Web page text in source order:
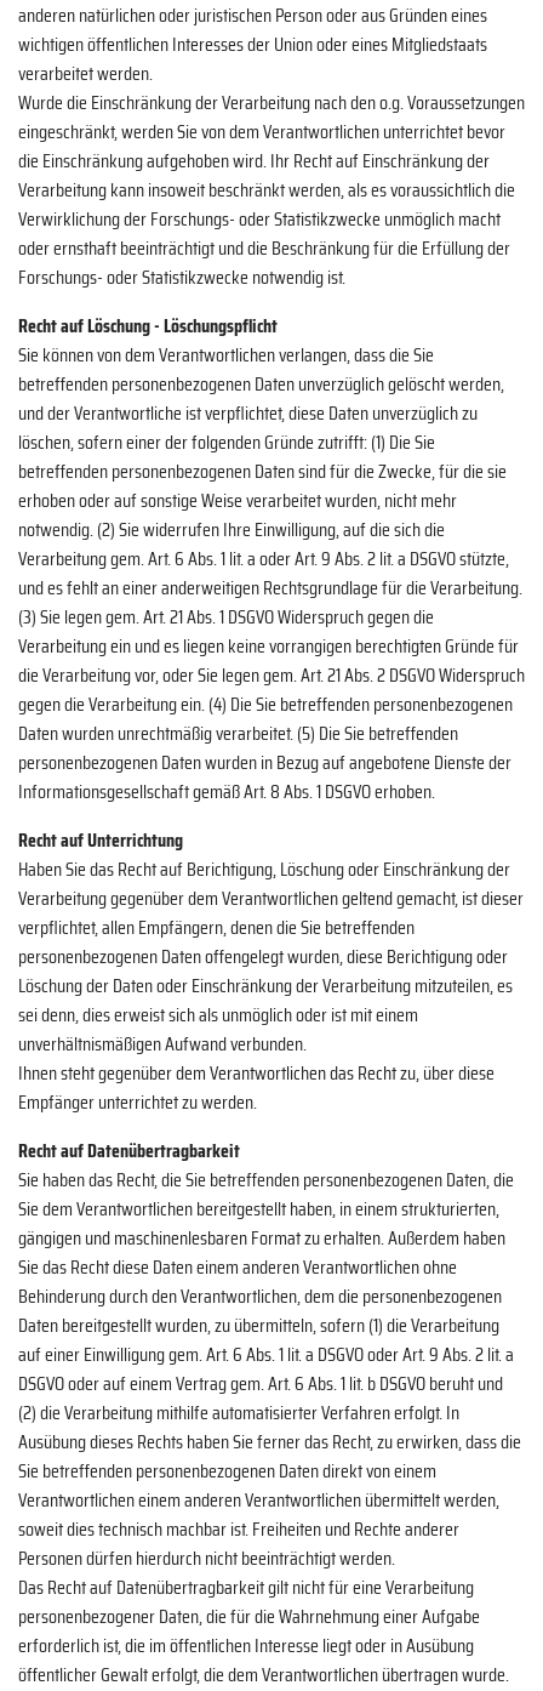
anderen natürlichen oder juristischen Person oder aus Gründen eines
wichtigen öffentlichen Interesses der Union oder eines Mitgliedstaats
verarbeitet werden.
Wurde die Einschränkung der Verarbeitung nach den o.g. Voraussetzungen
eingeschränkt, werden Sie von dem Verantwortlichen unterrichtet bevor
die Einschränkung aufgehoben wird. Ihr Recht auf Einschränkung der
Verarbeitung kann insoweit beschränkt werden, als es voraussichtlich die
Verwirklichung der Forschungs- oder Statistikzwecke unmöglich macht
oder ernsthaft beeinträchtigt und die Beschränkung für die Erfüllung der
Forschungs- oder Statistikzwecke notwendig ist.
Recht auf Löschung - Löschungspflicht
Sie können von dem Verantwortlichen verlangen, dass die Sie
betreffenden personenbezogenen Daten unverzüglich gelöscht werden,
und der Verantwortliche ist verpflichtet, diese Daten unverzüglich zu
löschen, sofern einer der folgenden Gründe zutrifft: (1) Die Sie
betreffenden personenbezogenen Daten sind für die Zwecke, für die sie
erhoben oder auf sonstige Weise verarbeitet wurden, nicht mehr
notwendig. (2) Sie widerrufen Ihre Einwilligung, auf die sich die
Verarbeitung gem. Art. 6 Abs. 1 lit. a oder Art. 9 Abs. 2 lit. a DSGVO stützte,
und es fehlt an einer anderweitigen Rechtsgrundlage für die Verarbeitung.
(3) Sie legen gem. Art. 21 Abs. 1 DSGVO Widerspruch gegen die
Verarbeitung ein und es liegen keine vorrangigen berechtigten Gründe für
die Verarbeitung vor, oder Sie legen gem. Art. 21 Abs. 2 DSGVO Widerspruch
gegen die Verarbeitung ein. (4) Die Sie betreffenden personenbezogenen
Daten wurden unrechtmäßig verarbeitet. (5) Die Sie betreffenden
personenbezogenen Daten wurden in Bezug auf angebotene Dienste der
Informationsgesellschaft gemäß Art. 8 Abs. 1 DSGVO erhoben.
Recht auf Unterrichtung
Haben Sie das Recht auf Berichtigung, Löschung oder Einschränkung der
Verarbeitung gegenüber dem Verantwortlichen geltend gemacht, ist dieser
verpflichtet, allen Empfängern, denen die Sie betreffenden
personenbezogenen Daten offengelegt wurden, diese Berichtigung oder
Löschung der Daten oder Einschränkung der Verarbeitung mitzuteilen, es
sei denn, dies erweist sich als unmöglich oder ist mit einem
unverhältnismäßigen Aufwand verbunden.
Ihnen steht gegenüber dem Verantwortlichen das Recht zu, über diese
Empfänger unterrichtet zu werden.
Recht auf Datenübertragbarkeit
Sie haben das Recht, die Sie betreffenden personenbezogenen Daten, die
Sie dem Verantwortlichen bereitgestellt haben, in einem strukturierten,
gängigen und maschinenlesbaren Format zu erhalten. Außerdem haben
Sie das Recht diese Daten einem anderen Verantwortlichen ohne
Behinderung durch den Verantwortlichen, dem die personenbezogenen
Daten bereitgestellt wurden, zu übermitteln, sofern (1) die Verarbeitung
auf einer Einwilligung gem. Art. 6 Abs. 1 lit. a DSGVO oder Art. 9 Abs. 2 lit. a
DSGVO oder auf einem Vertrag gem. Art. 6 Abs. 1 lit. b DSGVO beruht und
(2) die Verarbeitung mithilfe automatisierter Verfahren erfolgt. In
Ausübung dieses Rechts haben Sie ferner das Recht, zu erwirken, dass die
Sie betreffenden personenbezogenen Daten direkt von einem
Verantwortlichen einem anderen Verantwortlichen übermittelt werden,
soweit dies technisch machbar ist. Freiheiten und Rechte anderer
Personen dürfen hierdurch nicht beeinträchtigt werden.
Das Recht auf Datenübertragbarkeit gilt nicht für eine Verarbeitung
personenbezogener Daten, die für die Wahrnehmung einer Aufgabe
erforderlich ist, die im öffentlichen Interesse liegt oder in Ausübung
öffentlicher Gewalt erfolgt, die dem Verantwortlichen übertragen wurde.